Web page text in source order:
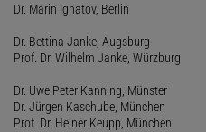
Dr. Marin Ignatov, Berlin
Dr. Bettina Janke, Augsburg
Prof. Dr. Wilhelm Janke, Würzburg
Dr. Uwe Peter Kanning, Münster
Dr. Jürgen Kaschube, München
Prof. Dr. Heiner Keupp, München